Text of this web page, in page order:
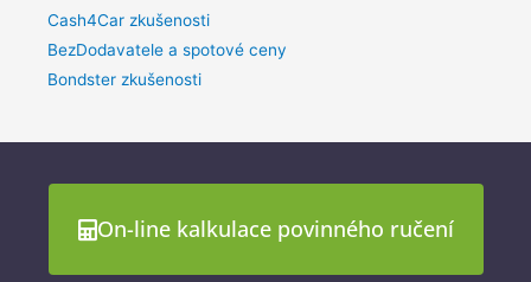
Cash4Car zkušenosti
BezDodavatele a spotové ceny
Bondster zkušenosti
On-line kalkulace povinného ručení